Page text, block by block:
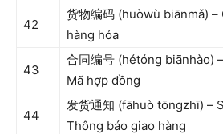
42
货物编码 (huòwù biānmǎ)
hàng hóa
43
合同编号 (hétóng biānhào)
Mã hợp đồng
44
发货通知 (fāhuò tōngzhī) –
Thông báo giao hàng